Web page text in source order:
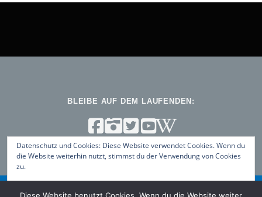
BLEIBE AUF DEM LAUFENDEN:
Datenschutz und Cookies: Diese Website verwendet Cookies. Wenn du
die Website weiterhin nutzt, stimmst du der Verwendung von Cookies
zu.